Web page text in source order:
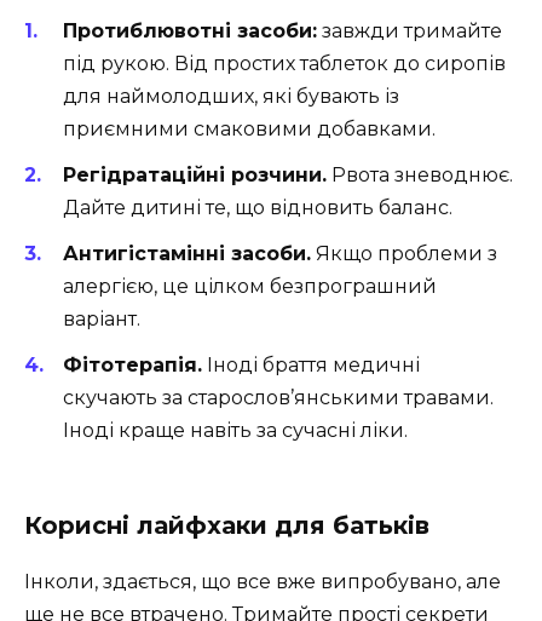
Протиблювотні засоби: завжди тримайте
під рукою. Від простих таблеток до сиропів
для наймолодших, які бувають із
приємними смаковими добавками.
Регідратаційні розчини. Рвота зневоднює.
Дайте дитині те, що відновить баланс.
Антигістамінні засоби. Якщо проблеми з
алергією, це цілком безпрограшний
варіант.
Фітотерапія. Іноді браття медичні
скучають за старослов’янськими травами.
Іноді краще навіть за сучасні ліки.
Корисні лайфхаки для батьків
Інколи, здається, що все вже випробувано, але
ще не все втрачено. Тримайте прості секрети